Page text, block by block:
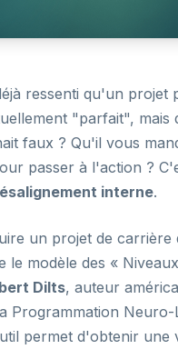
ressenti qu'un projet
"parfait", mais
faux ? Qu'il vous
passer à l'action ?
interne.
un projet de carrière
le modèle des «
Dilts, auteur
Programmation Neuro-
permet d'obtenir une